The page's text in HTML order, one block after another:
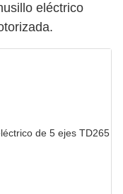
eléctrico